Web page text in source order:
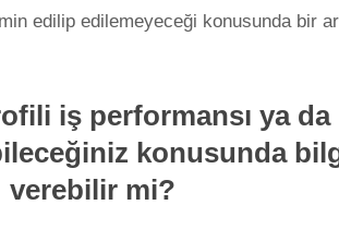
edilip edilemeyeceği konusunda bir
iş performansı ya
konusunda
verebilir mi?